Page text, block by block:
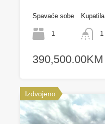
Spavaće sobe
1
Kupatila
1
390,500.00KM
Izdvojeno